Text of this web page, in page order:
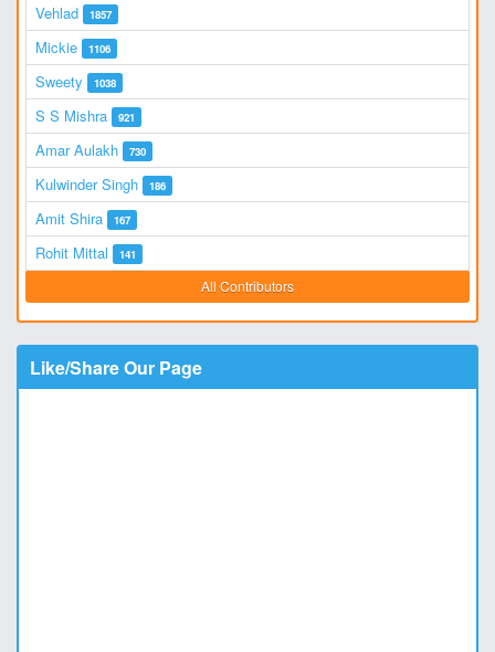
Vehlad 1857
Mickie 1106
Sweety 1038
S S Mishra 921
Amar Aulakh 730
Kulwinder Singh 186
Amit Shira 167
Rohit Mittal 141
All Contributors
Like/Share Our Page